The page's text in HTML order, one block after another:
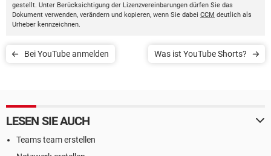
gestellt. Unter Berücksichtigung der Lizenzvereinbarungen dürfen Sie das
Dokument verwenden, verändern und kopieren, wenn Sie dabei CCM deutlich als
Urheber kennzeichnen.
Bei YouTube anmelden Was ist YouTube Shorts?
LESEN SIE AUCH
Teams team erstellen